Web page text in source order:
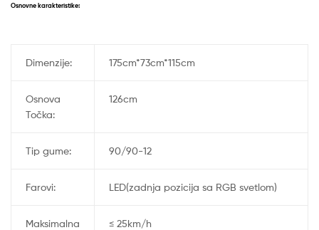
Osnovne karakteristike:
Dimenzije: 175cm*73cm*115cm
Osnova
Točka:
126cm
Tip gume: 90/90-12
Farovi: LED(zadnja pozicija sa RGB svetlom)
Maksimalna
≤ 25km/h